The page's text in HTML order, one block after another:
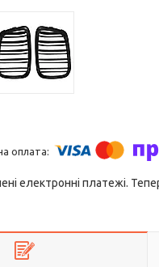
електронні платежі.